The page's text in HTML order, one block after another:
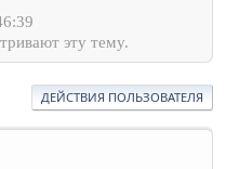
эту тему.
ДЕЙСТВИЯ ПОЛЬЗОВАТЕЛЯ